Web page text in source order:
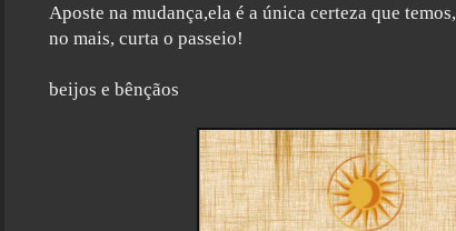
Aposte na mudança,ela é a única certeza que temos,
no mais, curta o passeio!
beijos e bênçãos